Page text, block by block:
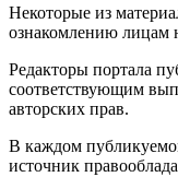
Некоторые из
ознакомлению лицам
Редакторы портала
соответствующим
авторских прав.
В каждом
источник